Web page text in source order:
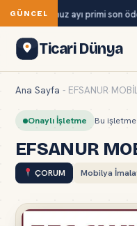
GÜNCEL
Kur temmuz ayı primi son
Ticari Dünya
Ana Sayfa - EFSANUR
Onaylı İşletme Bu işletme
EFSANUR
ÇORUM Mobilya